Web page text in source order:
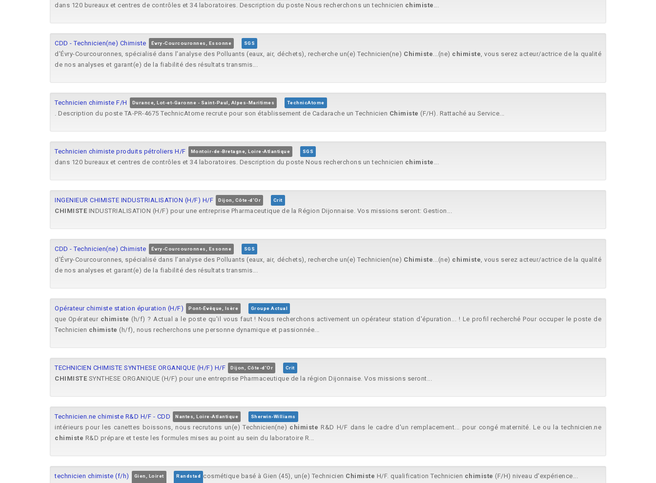
dans 120 bureaux et centres de contrôles et 34 laboratoires. Description du poste Nous recherchons un technicien chimiste ...
CDD - Technicien(ne) Chimiste Évry-Courcouronnes, Essonne SGS
d'Évry-Courcouronnes, spécialisé dans l'analyse des Polluants (eaux, air, déchets), recherche un(e) Technicien(ne) Chimiste...(ne) chimiste, vous serez acteur/actrice de la qualité
de nos analyses et garant(e) de la fiabilité des résultats transmis...
Technicien chimiste F/H Durance, Lot-et-Garonne - Saint-Paul, Alpes-Maritimes TechnicAtome
. Description du poste TA-PR-4675 TechnicAtome recrute pour son établissement de Cadarache un Technicien Chimiste (F/H). Rattaché au Service...
Technicien chimiste produits pétroliers H/F Montoir-de-Bretagne, Loire-Atlantique SGS
dans 120 bureaux et centres de contrôles et 34 laboratoires. Description du poste Nous recherchons un technicien chimiste ...
INGENIEUR CHIMISTE INDUSTRIALISATION (H/F) H/F Dijon, Côte-d'Or Crit
CHIMISTE INDUSTRIALISATION (H/F) pour une entreprise Pharmaceutique de la Région Dijonnaise. Vos missions seront: Gestion...
CDD - Technicien(ne) Chimiste Évry-Courcouronnes, Essonne SGS
d’Évry-Courcouronnes, spécialisé dans l’analyse des Polluants (eaux, air, déchets), recherche un(e) Technicien(ne) Chimiste...(ne) chimiste, vous serez acteur/actrice de la qualité
de nos analyses et garant(e) de la fiabilité des résultats transmis...
Opérateur chimiste station épuration (H/F) Pont-Évêque, Isère Groupe Actual
que Opérateur chimiste (h/f) ? Actual a le poste qu'il vous faut ! Nous recherchons activement un opérateur station d'épuration... ! Le profil recherché Pour occuper le poste de
Technicien chimiste (h/f), nous recherchons une personne dynamique et passionnée...
TECHNICIEN CHIMISTE SYNTHESE ORGANIQUE (H/F) H/F Dijon, Côte-d'Or Crit
CHIMISTE SYNTHESE ORGANIQUE (H/F) pour une entreprise Pharmaceutique de la région Dijonnaise. Vos missions seront...
Technicien.ne chimiste R&D H/F - CDD Nantes, Loire-Atlantique Sherwin-Williams
intérieurs pour les canettes boissons, nous recrutons un(e) Technicien(ne) chimiste R&D H/F dans le cadre d'un remplacement... pour congé maternité. Le ou la technicien.ne
chimiste R&D prépare et teste les formules mises au point au sein du laboratoire R...
technicien chimiste (f/h) Gien, Loiret Randstad cosmétique basé à Gien (45), un(e) Technicien Chimiste H/F. qualification Technicien chimiste (F/H) niveau d'expérience...